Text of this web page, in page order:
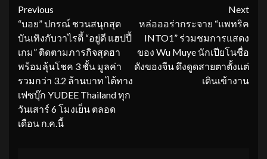
Continue
Reading
Previous
“บอย” ปกรณ์ ชวนสนุกสุด
บันเทิงกับวาไรตี้ “อยู่ดี แฮปปี้
เกม” ติดตามภารกิจสุดฮา
พร้อมลุ้นโชค 3 ชั้น มูลค่า
รวมกว่า 3.2 ล้านบาท ได้ทาง
เฟซบุ๊ก YUDEE Thailand ทุก
วันเสาร์ 6 โมงเย็น ตลอด
เดือน ก.ค.นี้
Next
หล่อออร่ากระจาย “แพทริค
INTO1” ร่วมชมการแสดง
ของ Wu Muye นักเปียโนชื่อ
ดังของจีน ดึงดูดสายตาตั้งแต่
เดินเข้างาน